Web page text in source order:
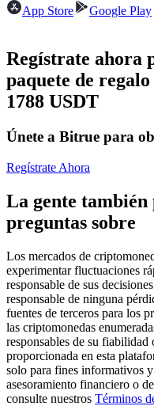
Futuros que utilizan
Copiar Trading
Únete a los mejores
Conviértete en un
Disfruta del reparto de
App Store
Google Play
Regístrate ahora
paquete de
1788 USDT
Únete a Bitrue para
Regístrate Ahora
La gente
preguntas sobre
Los mercados de
experimentar fluctuaciones
responsable de sus
responsable de ninguna
fuentes de terceros para los
las criptomonedas
responsables de su
proporcionada en esta
solo para fines informativos
asesoramiento financiero o
consulte nuestros Términos